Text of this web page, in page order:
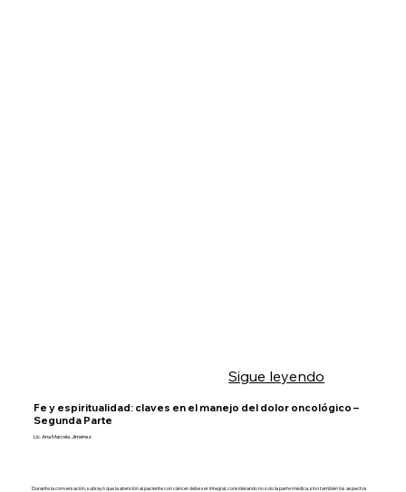
Sigue leyendo
Fe y espiritualidad: claves en el manejo del dolor oncológico –
Segunda Parte
Lic. Ana Marcela Jiménez
Durante la conversación, subrayó que la atención al paciente con cáncer debe ser integral, considerando no solo la parte médica, sino también los aspectos